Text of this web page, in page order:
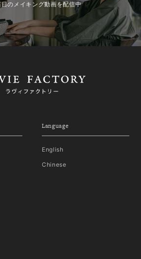
のメイキング動画を配信中
Language
English
Chinese